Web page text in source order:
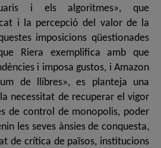
i els algoritmes», que
i la percepció del valor de la
imposicions qüestionades
Riera exemplifica amb que
i imposa gustos, i Amazon
de llibres», es planteja una
necessitat de recuperar el vigor
de control de monopolis, poder
les seves ànsies de conquesta,
de crítica de països, institucions